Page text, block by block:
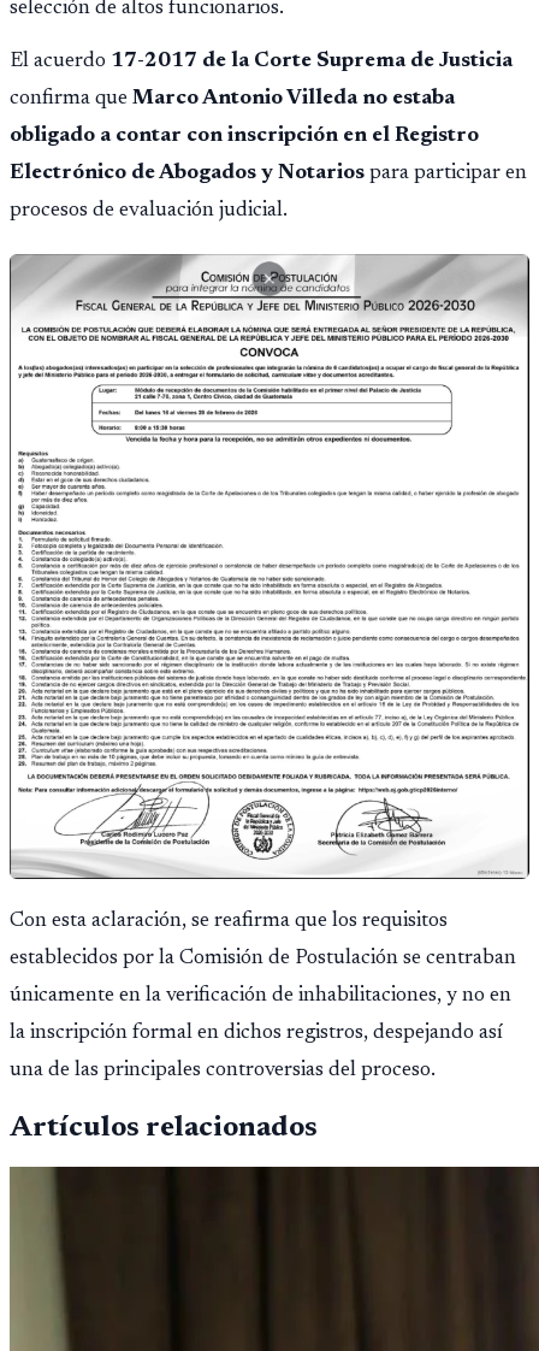
selección de altos funcionarios.
El acuerdo 17-2017 de la Corte Suprema de Justicia
confirma que Marco Antonio Villeda no estaba
obligado a contar con inscripción en el Registro
Electrónico de Abogados y Notarios para participar en
procesos de evaluación judicial.
Con esta aclaración, se reafirma que los requisitos
establecidos por la Comisión de Postulación se centraban
únicamente en la verificación de inhabilitaciones, y no en
la inscripción formal en dichos registros, despejando así
una de las principales controversias del proceso.
Artículos relacionados